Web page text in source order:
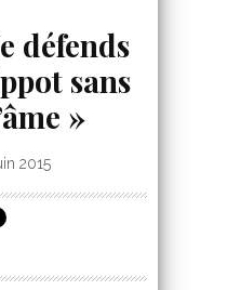
défends
sans
»
2015